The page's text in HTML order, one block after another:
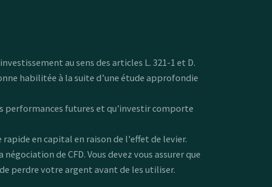
au sens des articles L. 321-1 et D.
habilitée à la suite d’une étude approfondie
performances futures et qu'investir comporte
en capital en raison de l'effet de levier.
de CFD. Vous devez vous assurer que
perdre votre argent avant de les utiliser.